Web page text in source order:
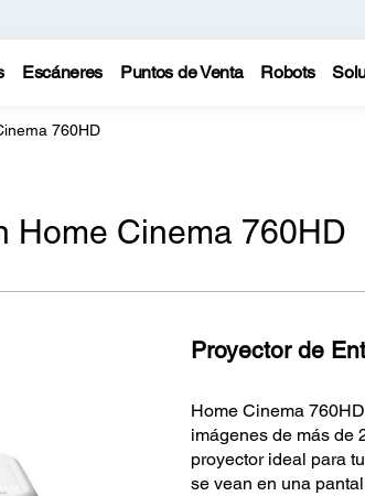
Escáneres Puntos de Venta Robots
760HD
Home Cinema 760HD
Proyector de
Home Cinema
imágenes de más de
proyector ideal para
se vean en una